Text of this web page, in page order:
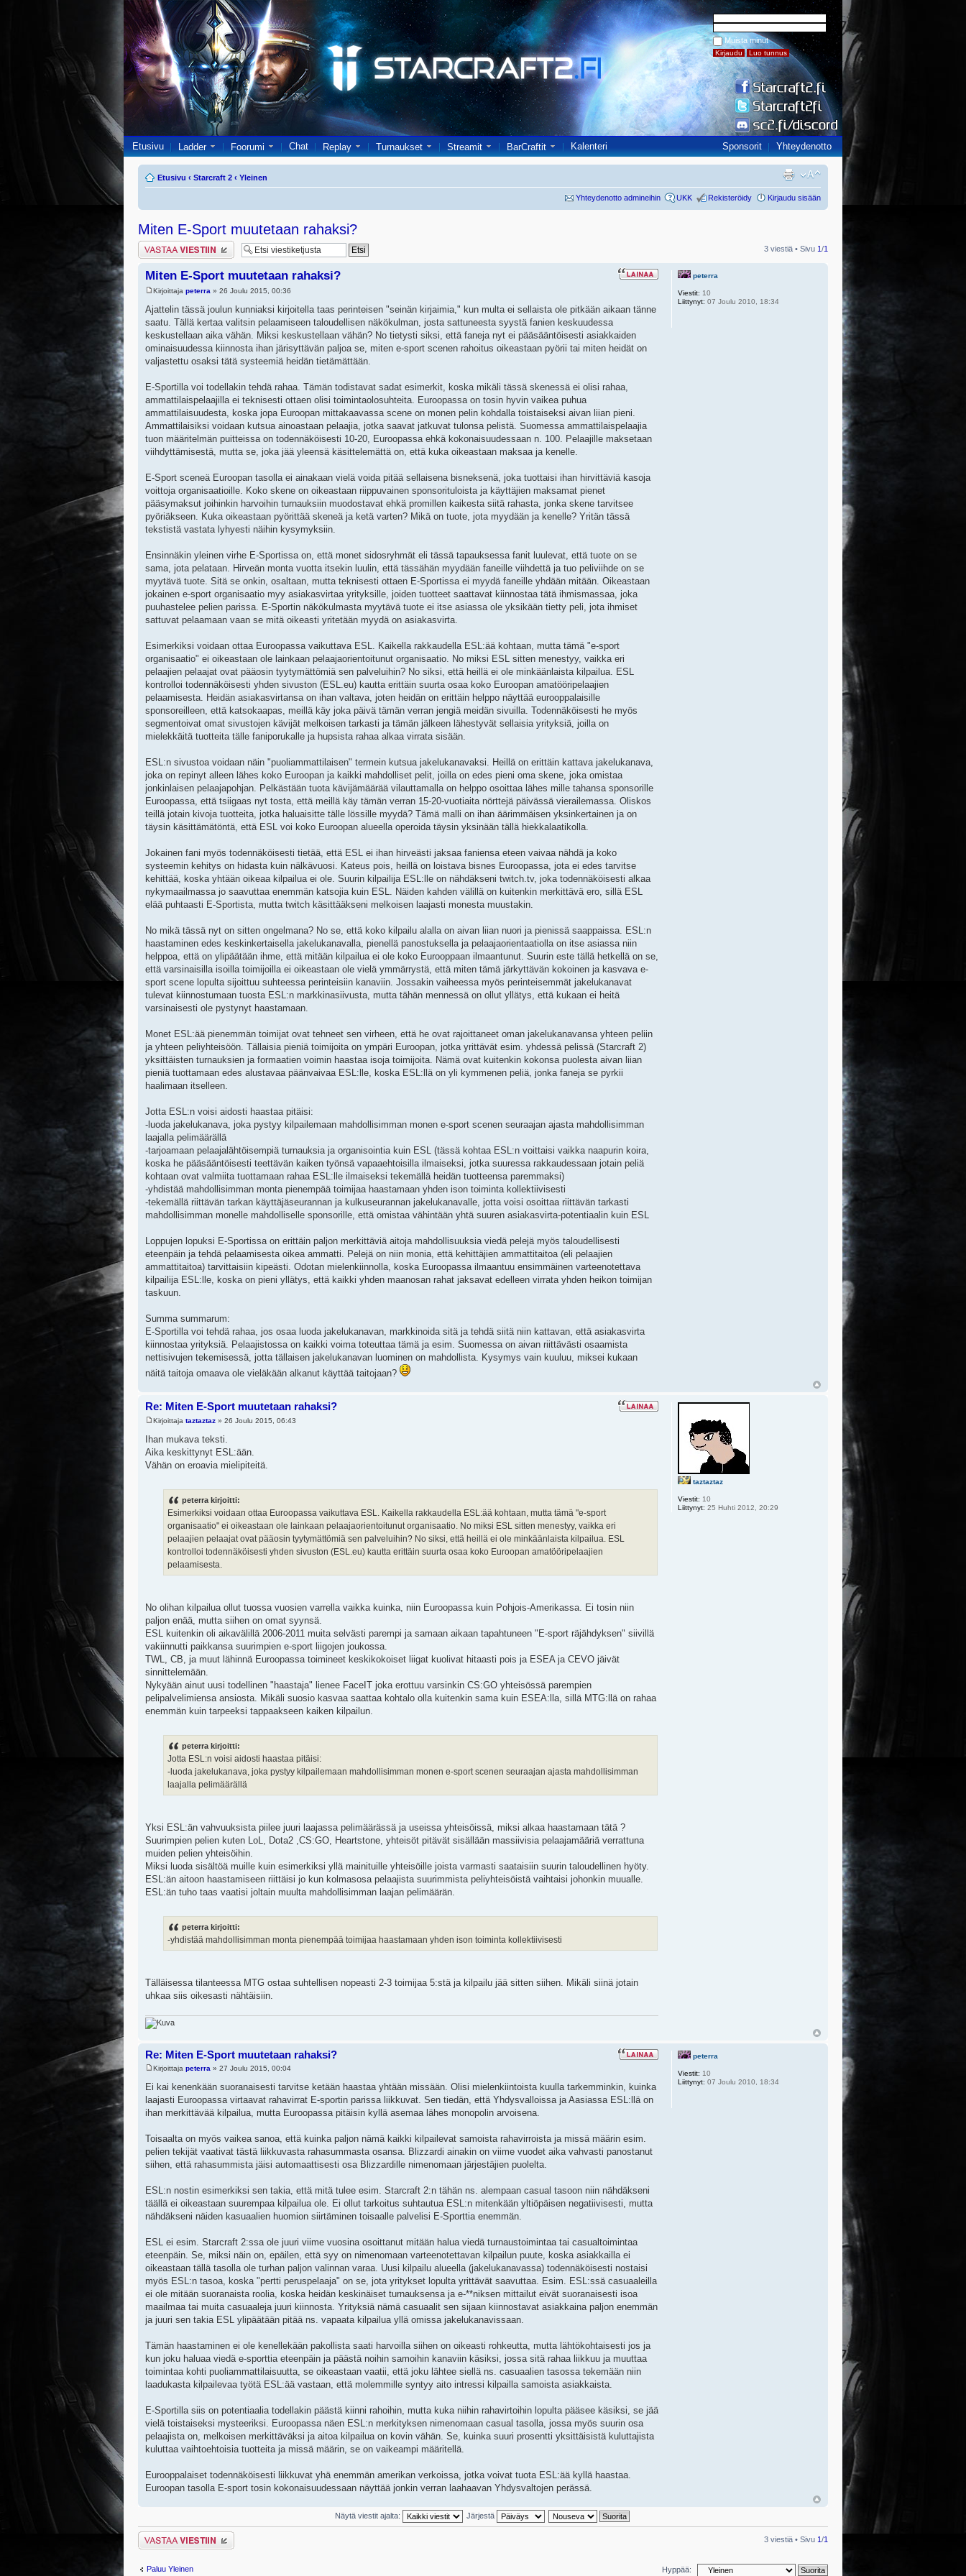
Muista minut
Etusivu Ladder Foorumi Chat Replay Turnaukset Streamit BarCraftit Kalenteri Sponsorit Yhteydenotto
Etusivu ‹ Starcraft 2 ‹ Yleinen
Yhteydenotto admineihin UKK Rekisteröidy Kirjaudu sisään
Miten E-Sport muutetaan rahaksi?
Lähetä vastaus 3 viestiä • Sivu 1/1
Miten E-Sport muutetaan rahaksi?
Kirjoittaja peterra » 26 Joulu 2015, 00:36
Ajattelin tässä joulun kunniaksi kirjoitella taas perinteisen "seinän kirjaimia," kun multa ei sellaista ole pitkään aikaan tänne
saatu. Tällä kertaa valitsin pelaamiseen taloudellisen näkökulman, josta sattuneesta syystä fanien keskuudessa
keskustellaan aika vähän. Miksi keskustellaan vähän? No tietysti siksi, että faneja nyt ei pääsääntöisesti asiakkaiden
ominaisuudessa kiinnosta ihan järisyttävän paljoa se, miten e-sport scenen rahoitus oikeastaan pyörii tai miten heidät on
valjastettu osaksi tätä systeemiä heidän tietämättään.
E-Sportilla voi todellakin tehdä rahaa. Tämän todistavat sadat esimerkit, koska mikäli tässä skenessä ei olisi rahaa,
ammattilaispelaajilla ei teknisesti ottaen olisi toimintaolosuhteita. Euroopassa on tosin hyvin vaikea puhua
ammattilaisuudesta, koska jopa Euroopan mittakaavassa scene on monen pelin kohdalla toistaiseksi aivan liian pieni.
Ammattilaisiksi voidaan kutsua ainoastaan pelaajia, jotka saavat jatkuvat tulonsa pelistä. Suomessa ammattilaispelaajia
tuon määritelmän puitteissa on todennäköisesti 10-20, Euroopassa ehkä kokonaisuudessaan n. 100. Pelaajille maksetaan
viihdyttämisestä, mutta se, joka jää yleensä käsittelemättä on, että kuka oikeastaan maksaa ja kenelle.
E-Sport sceneä Euroopan tasolla ei ainakaan vielä voida pitää sellaisena bisneksenä, joka tuottaisi ihan hirvittäviä kasoja
voittoja organisaatioille. Koko skene on oikeastaan riippuvainen sponsorituloista ja käyttäjien maksamat pienet
pääsymaksut joihinkin harvoihin turnauksiin muodostavat ehkä promillen kaikesta siitä rahasta, jonka skene tarvitsee
pyöriäkseen. Kuka oikeastaan pyörittää skeneä ja ketä varten? Mikä on tuote, jota myydään ja kenelle? Yritän tässä
tekstistä vastata lyhyesti näihin kysymyksiin.
Ensinnäkin yleinen virhe E-Sportissa on, että monet sidosryhmät eli tässä tapauksessa fanit luulevat, että tuote on se
sama, jota pelataan. Hirveän monta vuotta itsekin luulin, että tässähän myydään faneille viihdettä ja tuo peliviihde on se
myytävä tuote. Sitä se onkin, osaltaan, mutta teknisesti ottaen E-Sportissa ei myydä faneille yhdään mitään. Oikeastaan
jokainen e-sport organisaatio myy asiakasvirtaa yrityksille, joiden tuotteet saattavat kiinnostaa tätä ihmismassaa, joka
puuhastelee pelien parissa. E-Sportin näkökulmasta myytävä tuote ei itse asiassa ole yksikään tietty peli, jota ihmiset
sattuvat pelaamaan vaan se mitä oikeasti yritetään myydä on asiakasvirta.
Esimerkiksi voidaan ottaa Euroopassa vaikuttava ESL. Kaikella rakkaudella ESL:ää kohtaan, mutta tämä "e-sport
organisaatio" ei oikeastaan ole lainkaan pelaajaorientoitunut organisaatio. No miksi ESL sitten menestyy, vaikka eri
pelaajien pelaajat ovat pääosin tyytymättömiä sen palveluihin? No siksi, että heillä ei ole minkäänlaista kilpailua. ESL
kontrolloi todennäköisesti yhden sivuston (ESL.eu) kautta erittäin suurta osaa koko Euroopan amatööripelaajien
pelaamisesta. Heidän asiakasvirtansa on ihan valtava, joten heidän on erittäin helppo näyttää eurooppalaisille
sponsoreilleen, että katsokaapas, meillä käy joka päivä tämän verran jengiä meidän sivuilla. Todennäköisesti he myös
segmentoivat omat sivustojen kävijät melkoisen tarkasti ja tämän jälkeen lähestyvät sellaisia yrityksiä, joilla on
mielekkäitä tuotteita tälle faniporukalle ja hupsista rahaa alkaa virrata sisään.
ESL:n sivustoa voidaan näin "puoliammattilaisen" termein kutsua jakelukanavaksi. Heillä on erittäin kattava jakelukanava,
joka on repinyt alleen lähes koko Euroopan ja kaikki mahdolliset pelit, joilla on edes pieni oma skene, joka omistaa
jonkinlaisen pelaajapohjan. Pelkästään tuota kävijämäärää vilauttamalla on helppo osoittaa lähes mille tahansa sponsorille
Euroopassa, että tsiigaas nyt tosta, että meillä käy tämän verran 15-20-vuotiaita nörttejä päivässä vierailemassa. Oliskos
teillä jotain kivoja tuotteita, jotka haluaisitte tälle lössille myydä? Tämä malli on ihan äärimmäisen yksinkertainen ja on
täysin käsittämätöntä, että ESL voi koko Euroopan alueella operoida täysin yksinään tällä hiekkalaatikolla.
Jokainen fani myös todennäköisesti tietää, että ESL ei ihan hirveästi jaksaa faniensa eteen vaivaa nähdä ja koko
systeemin kehitys on hidasta kuin nälkävuosi. Kateus pois, heillä on loistava bisnes Euroopassa, jota ei edes tarvitse
kehittää, koska yhtään oikeaa kilpailua ei ole. Suurin kilpailija ESL:lle on nähdäkseni twitch.tv, joka todennäköisesti alkaa
nykymaailmassa jo saavuttaa enemmän katsojia kuin ESL. Näiden kahden välillä on kuitenkin merkittävä ero, sillä ESL
elää puhtaasti E-Sportista, mutta twitch käsittääkseni melkoisen laajasti monesta muustakin.
No mikä tässä nyt on sitten ongelmana? No se, että koko kilpailu alalla on aivan liian nuori ja pienissä saappaissa. ESL:n
haastaminen edes keskinkertaisella jakelukanavalla, pienellä panostuksella ja pelaajaorientaatiolla on itse asiassa niin
helppoa, että on ylipäätään ihme, että mitään kilpailua ei ole koko Eurooppaan ilmaantunut. Suurin este tällä hetkellä on se,
että varsinaisilla isoilla toimijoilla ei oikeastaan ole vielä ymmärrystä, että miten tämä järkyttävän kokoinen ja kasvava e-
sport scene lopulta sijoittuu suhteessa perinteisiin kanaviin. Jossakin vaiheessa myös perinteisemmät jakelukanavat
tulevat kiinnostumaan tuosta ESL:n markkinasiivusta, mutta tähän mennessä on ollut yllätys, että kukaan ei heitä
varsinaisesti ole pystynyt haastamaan.
Monet ESL:ää pienemmän toimijat ovat tehneet sen virheen, että he ovat rajoittaneet oman jakelukanavansa yhteen peliin
ja yhteen peliyhteisöön. Tällaisia pieniä toimijoita on ympäri Euroopan, jotka yrittävät esim. yhdessä pelissä (Starcraft 2)
yksittäisten turnauksien ja formaatien voimin haastaa isoja toimijoita. Nämä ovat kuitenkin kokonsa puolesta aivan liian
pieniä tuottamaan edes alustavaa päänvaivaa ESL:lle, koska ESL:llä on yli kymmenen peliä, jonka faneja se pyrkii
haalimaan itselleen.
Jotta ESL:n voisi aidosti haastaa pitäisi:
-luoda jakelukanava, joka pystyy kilpailemaan mahdollisimman monen e-sport scenen seuraajan ajasta mahdollisimman
laajalla pelimäärällä
-tarjoamaan pelaajalähtöisempiä turnauksia ja organisointia kuin ESL (tässä kohtaa ESL:n voittaisi vaikka naapurin koira,
koska he pääsääntöisesti teettävän kaiken työnsä vapaaehtoisilla ilmaiseksi, jotka suuressa rakkaudessaan jotain peliä
kohtaan ovat valmiita tuottamaan rahaa ESL:lle ilmaiseksi tekemällä heidän tuotteensa paremmaksi)
-yhdistää mahdollisimman monta pienempää toimijaa haastamaan yhden ison toiminta kollektiivisesti
-tekemällä riittävän tarkan käyttäjäseurannan ja kulkuseurannan jakelukanavalle, jotta voisi osoittaa riittävän tarkasti
mahdollisimman monelle mahdolliselle sponsorille, että omistaa vähintään yhtä suuren asiakasvirta-potentiaalin kuin ESL
Loppujen lopuksi E-Sportissa on erittäin paljon merkittäviä aitoja mahdollisuuksia viedä pelejä myös taloudellisesti
eteenpäin ja tehdä pelaamisesta oikea ammatti. Pelejä on niin monia, että kehittäjien ammattitaitoa (eli pelaajien
ammattitaitoa) tarvittaisiin kipeästi. Odotan mielenkiinnolla, koska Euroopassa ilmaantuu ensimmäinen varteenotettava
kilpailija ESL:lle, koska on pieni yllätys, että kaikki yhden maanosan rahat jaksavat edelleen virrata yhden heikon toimijan
taskuun.
Summa summarum:
E-Sportilla voi tehdä rahaa, jos osaa luoda jakelukanavan, markkinoida sitä ja tehdä siitä niin kattavan, että asiakasvirta
kiinnostaa yrityksiä. Pelaajistossa on kaikki voima toteuttaa tämä ja esim. Suomessa on aivan riittävästi osaamista
nettisivujen tekemisessä, jotta tällaisen jakelukanavan luominen on mahdollista. Kysymys vain kuuluu, miksei kukaan
näitä taitoja omaava ole vieläkään alkanut käyttää taitojaan?
peterra
Viestit: 10
Liittynyt: 07 Joulu 2010, 18:34
Re: Miten E-Sport muutetaan rahaksi?
Kirjoittaja taztaztaz » 26 Joulu 2015, 06:43
Ihan mukava teksti.
Aika keskittynyt ESL:ään.
Vähän on eroavia mielipiteitä.
peterra kirjoitti:
Esimerkiksi voidaan ottaa Euroopassa vaikuttava ESL. Kaikella rakkaudella ESL:ää kohtaan, mutta tämä "e-sport
organisaatio" ei oikeastaan ole lainkaan pelaajaorientoitunut organisaatio. No miksi ESL sitten menestyy, vaikka eri
pelaajien pelaajat ovat pääosin tyytymättömiä sen palveluihin? No siksi, että heillä ei ole minkäänlaista kilpailua. ESL
kontrolloi todennäköisesti yhden sivuston (ESL.eu) kautta erittäin suurta osaa koko Euroopan amatööripelaajien
pelaamisesta.
No olihan kilpailua ollut tuossa vuosien varrella vaikka kuinka, niin Euroopassa kuin Pohjois-Amerikassa. Ei tosin niin
paljon enää, mutta siihen on omat syynsä.
ESL kuitenkin oli aikavälillä 2006-2011 muita selvästi parempi ja samaan aikaan tapahtuneen "E-sport räjähdyksen" siivillä
vakiinnutti paikkansa suurimpien e-sport liigojen joukossa.
TWL, CB, ja muut lähinnä Euroopassa toimineet keskikokoiset liigat kuolivat hitaasti pois ja ESEA ja CEVO jäivät
sinnittelemään.
Nykyään ainut uusi todellinen "haastaja" lienee FaceIT joka erottuu varsinkin CS:GO yhteisössä parempien
pelipalvelimiensa ansiosta. Mikäli suosio kasvaa saattaa kohtalo olla kuitenkin sama kuin ESEA:lla, sillä MTG:llä on rahaa
enemmän kuin tarpeeksi tappaakseen kaiken kilpailun.
peterra kirjoitti:
Jotta ESL:n voisi aidosti haastaa pitäisi:
-luoda jakelukanava, joka pystyy kilpailemaan mahdollisimman monen e-sport scenen seuraajan ajasta mahdollisimman
laajalla pelimäärällä
Yksi ESL:än vahvuuksista piilee juuri laajassa pelimäärässä ja useissa yhteisöissä, miksi alkaa haastamaan tätä ?
Suurimpien pelien kuten LoL, Dota2 ,CS:GO, Heartstone, yhteisöt pitävät sisällään massiivisia pelaajamääriä verrattuna
muiden pelien yhteisöihin.
Miksi luoda sisältöä muille kuin esimerkiksi yllä mainituille yhteisöille joista varmasti saataisiin suurin taloudellinen hyöty.
ESL:än aitoon haastamiseen riittäisi jo kun kolmasosa pelaajista suurimmista peliyhteisöistä vaihtaisi johonkin muualle.
ESL:än tuho taas vaatisi joltain muulta mahdollisimman laajan pelimäärän.
peterra kirjoitti:
-yhdistää mahdollisimman monta pienempää toimijaa haastamaan yhden ison toiminta kollektiivisesti
Tälläisessa tilanteessa MTG ostaa suhtellisen nopeasti 2-3 toimijaa 5:stä ja kilpailu jää sitten siihen. Mikäli siinä jotain
uhkaa siis oikesasti nähtäisiin.
taztaztaz
Viestit: 10
Liittynyt: 25 Huhti 2012, 20:29
Re: Miten E-Sport muutetaan rahaksi?
Kirjoittaja peterra » 27 Joulu 2015, 00:04
Ei kai kenenkään suoranaisesti tarvitse ketään haastaa yhtään missään. Olisi mielenkiintoista kuulla tarkemminkin, kuinka
laajasti Euroopassa virtaavat rahavirrat E-sportin parissa liikkuvat. Sen tiedän, että Yhdysvalloissa ja Aasiassa ESL:llä on
ihan merkittävää kilpailua, mutta Euroopassa pitäisin kyllä asemaa lähes monopolin arvoisena.
Toisaalta on myös vaikea sanoa, että kuinka paljon nämä kaikki kilpailevat samoista rahavirroista ja missä määrin esim.
pelien tekijät vaativat tästä liikkuvasta rahasummasta osansa. Blizzardi ainakin on viime vuodet aika vahvasti panostanut
siihen, että rahasummista jäisi automaattisesti osa Blizzardille nimenomaan järjestäjien puolelta.
ESL:n nostin esimerkiksi sen takia, että mitä tulee esim. Starcraft 2:n tähän ns. alempaan casual tasoon niin nähdäkseni
täällä ei oikeastaan suurempaa kilpailua ole. Ei ollut tarkoitus suhtautua ESL:n mitenkään yltiöpäisen negatiivisesti, mutta
nähdäkseni näiden kasuaalien huomion siirtäminen toisaalle palvelisi E-Sporttia enemmän.
ESL ei esim. Starcraft 2:ssa ole juuri viime vuosina osoittanut mitään halua viedä turnaustoimintaa tai casualtoimintaa
eteenpäin. Se, miksi näin on, epäilen, että syy on nimenomaan varteenotettavan kilpailun puute, koska asiakkailla ei
oikeastaan tällä tasolla ole turhan paljon valinnan varaa. Uusi kilpailu alueella (jakelukanavassa) todennäköisesti nostaisi
myös ESL:n tasoa, koska "pertti peruspelaaja" on se, jota yritykset lopulta yrittävät saavuttaa. Esim. ESL:ssä casuaaleilla
ei ole mitään suoranaista roolia, koska heidän keskinäiset turnauksensa ja e-**niksen mittailut eivät suoranaisesti isoa
maailmaa tai muita casuaaleja juuri kiinnosta. Yrityksiä nämä casuaalit sen sijaan kiinnostavat asiakkaina paljon enemmän
ja juuri sen takia ESL ylipäätään pitää ns. vapaata kilpailua yllä omissa jakelukanavissaan.
Tämän haastaminen ei ole kenellekään pakollista saati harvoilla siihen on oikeasti rohkeutta, mutta lähtökohtaisesti jos ja
kun joku haluaa viedä e-sporttia eteenpäin ja päästä noihin samoihin kanaviin käsiksi, jossa sitä rahaa liikkuu ja muuttaa
toimintaa kohti puoliammattilaisuutta, se oikeastaan vaatii, että joku lähtee siellä ns. casuaalien tasossa tekemään niin
laadukasta kilpailevaa työtä ESL:ää vastaan, että molemmille syntyy aito intressi kilpailla samoista asiakkaista.
E-Sportilla siis on potentiaalia todellakin päästä kiinni rahoihin, mutta kuka niihin rahavirtoihin lopulta pääsee käsiksi, se jää
vielä toistaiseksi mysteeriksi. Euroopassa näen ESL:n merkityksen nimenomaan casual tasolla, jossa myös suurin osa
pelaajista on, melkoisen merkittäväksi ja aitoa kilpailua on kovin vähän. Se, kuinka suuri prosentti yksittäisistä kuluttajista
kuluttaa vaihtoehtoisia tuotteita ja missä määrin, se on vaikeampi määritellä.
Eurooppalaiset todennäköisesti liikkuvat yhä enemmän amerikan verkoissa, jotka voivat tuota ESL:ää kyllä haastaa.
Euroopan tasolla E-sport tosin kokonaisuudessaan näyttää jonkin verran laahaavan Yhdysvaltojen perässä.
peterra
Viestit: 10
Liittynyt: 07 Joulu 2010, 18:34
Näytä viestit ajalta: Järjestä
Lähetä vastaus 3 viestiä • Sivu 1 /1
Paluu Yleinen Hyppää: